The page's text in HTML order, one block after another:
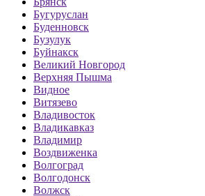
Бугуруслан
Буденновск
Бузулук
Буйнакск
Великий Новгород
Верхняя Пышма
Видное
Витязево
Владивосток
Владикавказ
Владимир
Воздвиженка
Волгоград
Волгодонск
Волжск